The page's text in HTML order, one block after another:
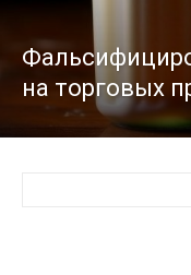
на торговых